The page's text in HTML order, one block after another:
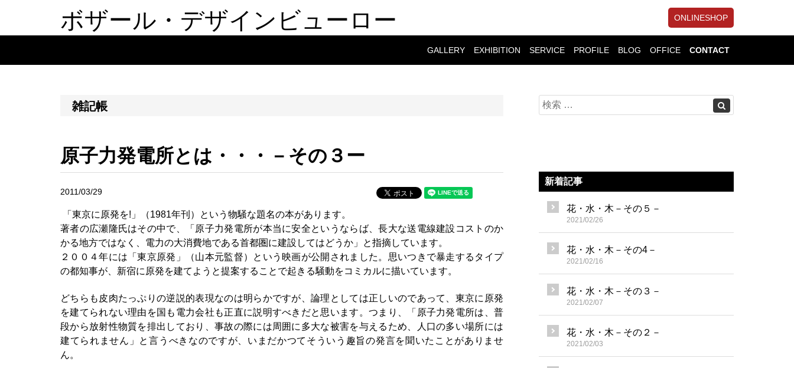
ボザール・デザインビューロー ONLINESHOP
GALLERY EXHIBITION SERVICE PROFILE BLOG OFFICE CONTACT
雑記帳
原子力発電所とは・・・－その３ー
2011/03/29
「東京に原発を!」（1981年刊）という物騒な題名の本があります。
著者の広瀬隆氏はその中で、「原子力発電所が本当に安全というならば、長大な送電線建設コストのか
かる地方ではなく、電力の大消費地である首都圏に建設してはどうか」と指摘しています。
２００４年には「東京原発」（山本元監督）という映画が公開されました。思いつきで暴走するタイプ
の都知事が、新宿に原発を建てようと提案することで起きる騒動をコミカルに描いています。
どちらも皮肉たっぷりの逆説的表現なのは明らかですが、論理としては正しいのであって、東京に原発
を建てられない理由を国も電力会社も正直に説明すべきだと思います。つまり、「原子力発電所は、普
段から放射性物質を排出しており、事故の際には周囲に多大な被害を与えるため、人口の多い場所には
建てられません」と言うべきなのですが、いまだかつてそういう趣旨の発言を聞いたことがありませ
ん。
新着記事
花・水・木－その５－
2021/02/26
花・水・木－その4－
2021/02/16
花・水・木－その３－
2021/02/07
花・水・木－その２－
2021/02/03